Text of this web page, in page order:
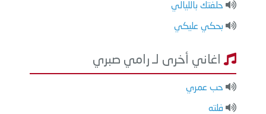
حلفتك بالليالي
بحكي عليكي
اغاني أخرى لـ رامي صبري
حب عمري
فلته